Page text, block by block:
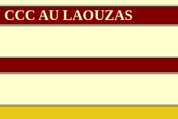
AU LAOUZAS